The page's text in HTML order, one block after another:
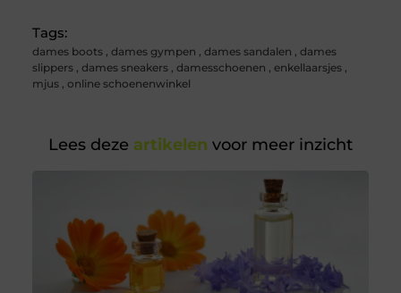
Tags:
dames boots, dames gympen , dames sandalen , dames
slippers, dames sneakers, damesschoenen , enkellaarsjes,
mjus, online schoenenwinkel
Lees deze artikelen voor meer inzicht